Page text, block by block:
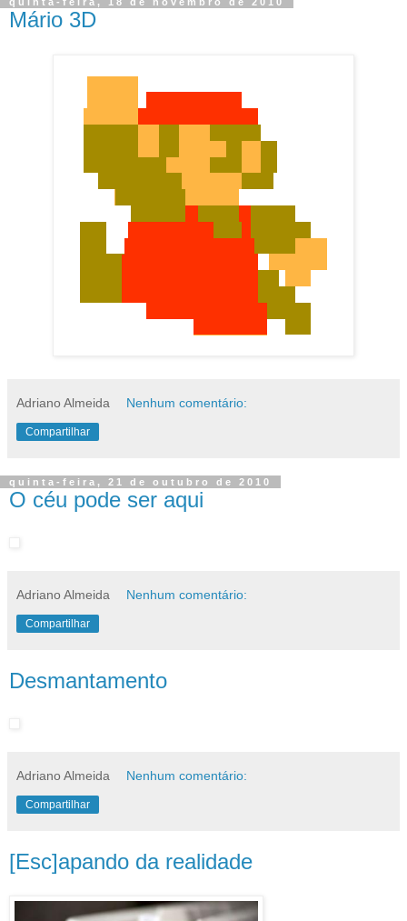
Mário 3D
Adriano Almeida Nenhum comentário:
Compartilhar
quinta-feira, 21 de outubro de 2010
O céu pode ser aqui
Adriano Almeida Nenhum comentário:
Compartilhar
Desmantamento
Adriano Almeida Nenhum comentário:
Compartilhar
[Esc]apando da realidade